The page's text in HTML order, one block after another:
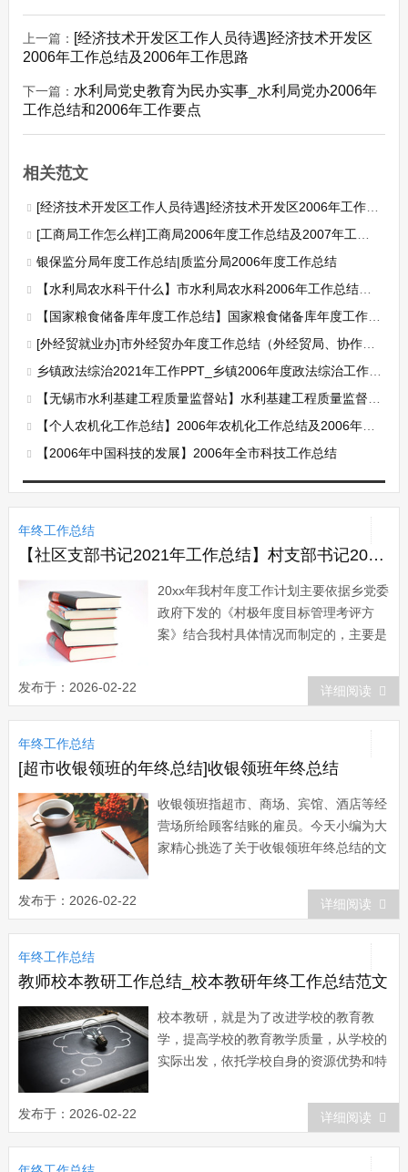
上一篇： [经济技术开发区工作人员待遇]经济技术开发区
2006年工作总结及2006年工作思路
下一篇： 水利局党史教育为民办实事_水利局党办2006年
工作总结和2006年工作要点
相关范文
[经济技术开发区工作人员待遇]经济技术开发区2006年工作总结及2006年工作思路
[工商局工作怎么样]工商局2006年度工作总结及2007年工作思路
银保监分局年度工作总结|质监分局2006年度工作总结
【水利局农水科干什么】市水利局农水科2006年工作总结和2006年工作目标
【国家粮食储备库年度工作总结】国家粮食储备库年度工作总结
[外经贸就业办]市外经贸办年度工作总结（外经贸局、协作办、贸促会）
乡镇政法综治2021年工作PPT_乡镇2006年度政法综治工作总结
【无锡市水利基建工程质量监督站】水利基建工程质量监督站2006总结及2006年计划打算
【个人农机化工作总结】2006年农机化工作总结及2006年工作重点
【2006年中国科技的发展】2006年全市科技工作总结
年终工作总结
【社区支部书记2021年工作总结】村支部书记2021年工作总结
20xx年我村年度工作计划主要依据乡党委
政府下发的《村极年度目标管理考评方
案》结合我村具体情况而制定的，主要是
来，通过学习纠正了好些模糊认识，理论
水平得到了不断提高，思想方法和理事能
力得到加强，思路更开阔，管理理念再度
创新，有力地推动了各项任务的落实，取
得了较...
发布于：2026-02-22 详细阅读
年终工作总结
[超市收银领班的年终总结]收银领班年终总结
收银领班指超市、商场、宾馆、酒店等经
营场所给顾客结账的雇员。今天小编为大
家精心挑选了关于收银领班年终总结的文
班年终总结篇一 一、在收银工作中学
习，不断提高自己的业务水平 作为一
名收银员领班，首先是一名收银员，只有
自己的业务水平高了，才能赢得同事们的
支持，也...
发布于：2026-02-22 详细阅读
年终工作总结
教师校本教研工作总结_校本教研年终工作总结范文
校本教研，就是为了改进学校的教育教
学，提高学校的教育教学质量，从学校的
实际出发，依托学校自身的资源优势和特
整理了校本教研年终工作总结，希望对大
家有所帮助。校本教研年终工作总结范文
一 以校为本，是新世纪学校教育改革
发布于：2026-02-22 详细阅读